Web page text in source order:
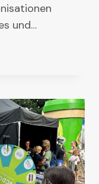
und…